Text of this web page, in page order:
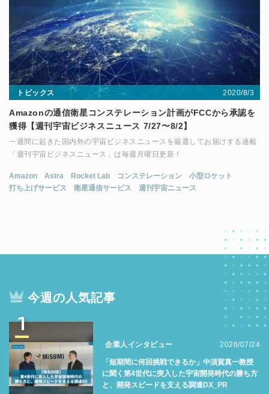
トピックス 2020/8/3
Amazonの通信衛星コンステレーション計画がFCCから承認を
獲得【週刊宇宙ビジネスニュース 7/27〜8/2】
一週間に起きた国内外の宇宙ビジネスニュースを厳選してお届けする連載
「週刊宇宙ビジネスニュース」は毎週月曜日更新！
Amazon Astra Rocket Lab コンステレーション
小型ロケット
打ち上げサービス
衛星通信サービス 週刊宇宙ニュース
今週の人気記事
1
企業人インタビュー 2026/07/24
「短期間に何回挑戦できるか」中須賀真一教授
に聞く第4世代に突入した宇宙開発時代の勝ち方
と、開発スピードを支える調達DX_PR